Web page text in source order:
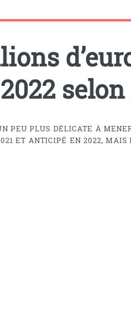
selon
PEU PLUS DÉLICATE À
ET ANTICIPÉ EN 2022, MAIS